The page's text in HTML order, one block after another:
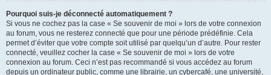
Pourquoi suis-je déconnecté automatiquement ?
Si vous ne cochez pas la case « Se souvenir de moi » lors de votre connexion
au forum, vous ne resterez connecté que pour une période prédéfinie. Cela
permet d’éviter que votre compte soit utilisé par quelqu’un d’autre. Pour rester
connecté, veuillez cocher la case « Se souvenir de moi » lors de votre
connexion au forum. Ceci n’est pas recommandé si vous accédez au forum
depuis un ordinateur public, comme une librairie, un cybercafé, une université,